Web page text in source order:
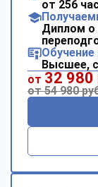
от 256
Диплом о
Обучение
Высшее,
от 32 980
от 54 980